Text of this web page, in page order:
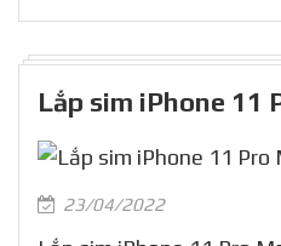
Lắp sim iPhone 11
23/04/2022